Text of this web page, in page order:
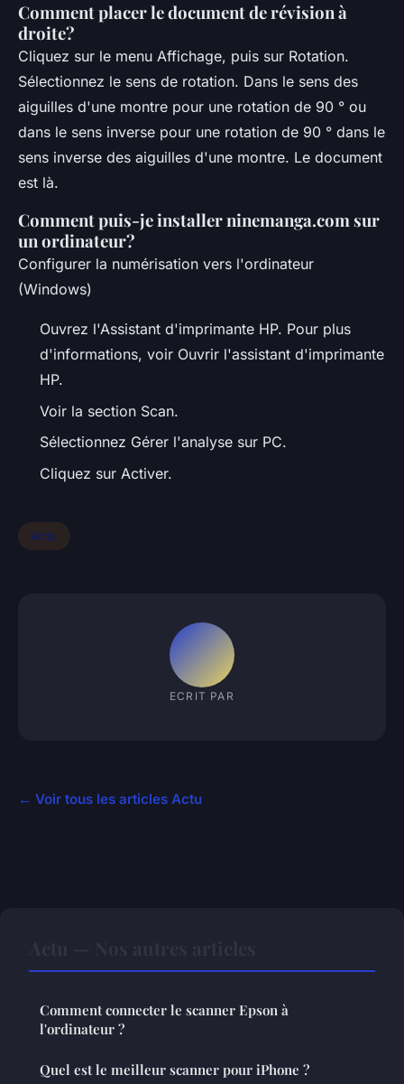
Comment placer le document de révision à
droite?
Cliquez sur le menu Affichage, puis sur Rotation.
Sélectionnez le sens de rotation. Dans le sens des
aiguilles d'une montre pour une rotation de 90 ° ou
dans le sens inverse pour une rotation de 90 ° dans le
sens inverse des aiguilles d'une montre. Le document
est là.
Comment puis-je installer ninemanga.com sur
un ordinateur?
Configurer la numérisation vers l'ordinateur
(Windows)
Ouvrez l'Assistant d'imprimante HP. Pour plus
d'informations, voir Ouvrir l'assistant d'imprimante
HP.
Voir la section Scan.
Sélectionnez Gérer l'analyse sur PC.
Cliquez sur Activer.
Actu
ECRIT PAR
← Voir tous les articles Actu
Comment connecter le scanner Epson à
l'ordinateur ?
Quel est le meilleur scanner pour iPhone ?